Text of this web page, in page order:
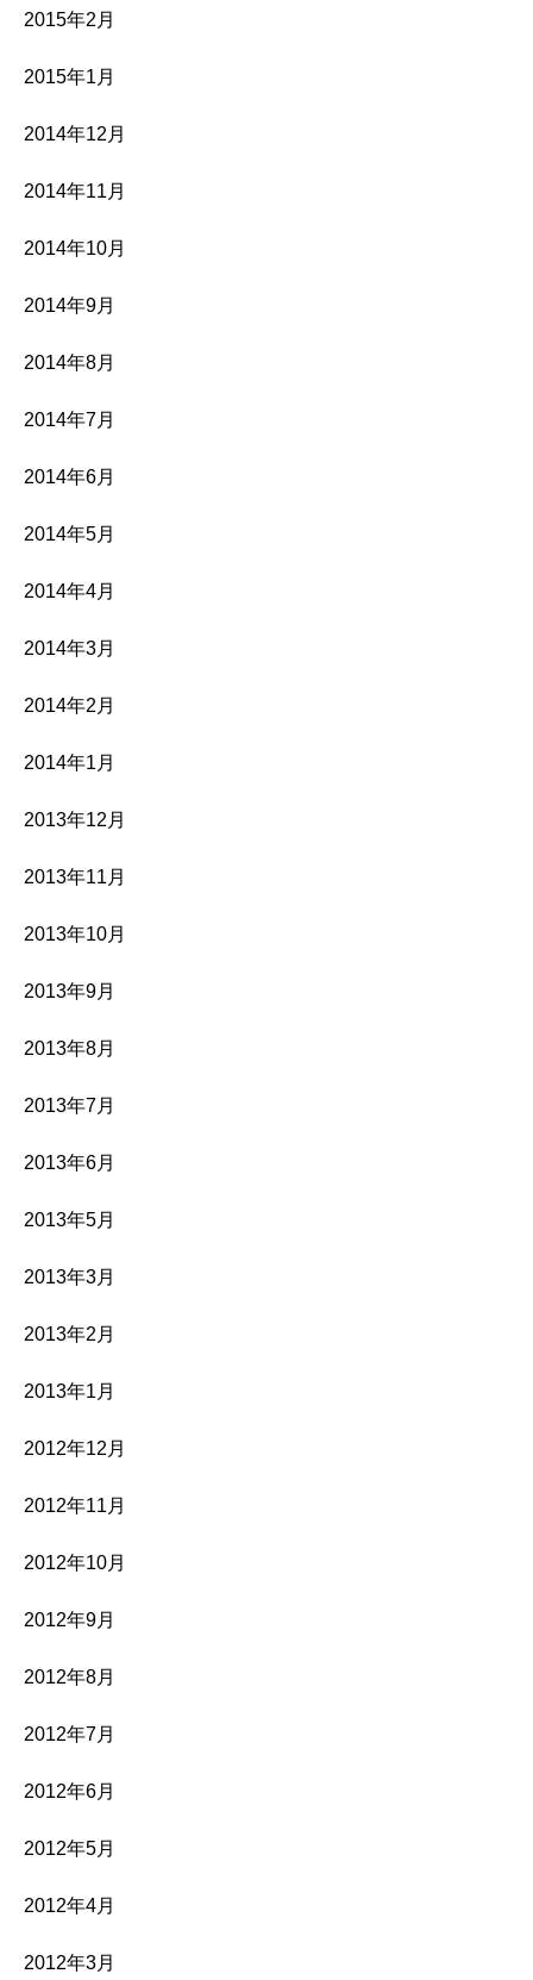
2015年2月
2015年1月
2014年12月
2014年11月
2014年10月
2014年9月
2014年8月
2014年7月
2014年6月
2014年5月
2014年4月
2014年3月
2014年2月
2014年1月
2013年12月
2013年11月
2013年10月
2013年9月
2013年8月
2013年7月
2013年6月
2013年5月
2013年3月
2013年2月
2013年1月
2012年12月
2012年11月
2012年10月
2012年9月
2012年8月
2012年7月
2012年6月
2012年5月
2012年4月
2012年3月